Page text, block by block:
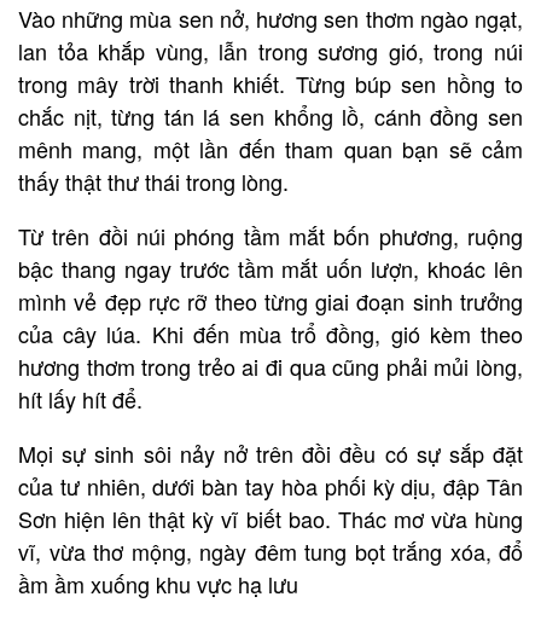
Vào những mùa sen nở, hương sen thơm ngào ngạt,
lan tỏa khắp vùng, lẫn trong sương gió, trong núi
trong mây trời thanh khiết. Từng búp sen hồng to
chắc nịt, từng tán lá sen khổng lồ, cánh đồng sen
mênh mang, một lần đến tham quan bạn sẽ cảm
thấy thật thư thái trong lòng.
Từ trên đồi núi phóng tầm mắt bốn phương, ruộng
bậc thang ngay trước tầm mắt uốn lượn, khoác lên
mình vẻ đẹp rực rỡ theo từng giai đoạn sinh trưởng
của cây lúa. Khi đến mùa trổ đồng, gió kèm theo
hương thơm trong trẻo ai đi qua cũng phải mủi lòng,
hít lấy hít để.
Mọi sự sinh sôi nảy nở trên đồi đều có sự sắp đặt
của tư nhiên, dưới bàn tay hòa phối kỳ dịu, đập Tân
Sơn hiện lên thật kỳ vĩ biết bao. Thác mơ vừa hùng
vĩ, vừa thơ mộng, ngày đêm tung bọt trắng xóa, đổ
ầm ầm xuống khu vực hạ lưu